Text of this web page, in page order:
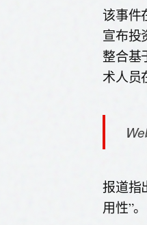
该事件
宣布投
整合基
术人员
报道指
用性”。